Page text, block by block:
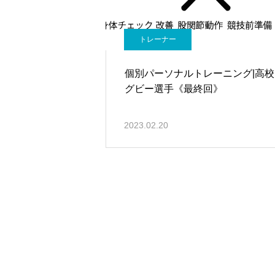
トレーナー
個別パーソナルトレーニング|高
グビー選手《最終回》
2023.02.20